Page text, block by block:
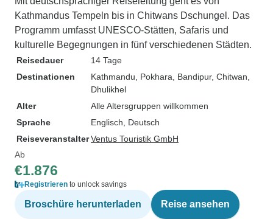
Kathmandus Tempeln bis in Chitwans Dschungel. Das
Programm umfasst UNESCO-Stätten, Safaris und
kulturelle Begegnungen in fünf verschiedenen Städten.
Reisedauer
14 Tage
Destinationen
Kathmandu , Pokhara , Bandipur, Chitwan
Dhulikhel
Alter
Alle Altersgruppen willkommen
Sprache
Englisch, Deutsch
ReiseveranstalterVentus Touristik GmbH
Ab
€1.876
Registrieren to unlock savings
Broschüre herunterladen Reise ansehen